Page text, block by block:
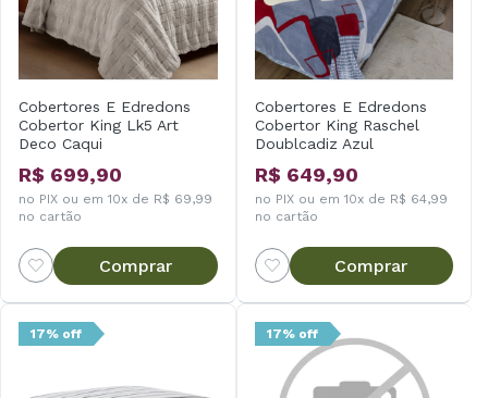
Cobertores E Edredons
Cobertor King Lk5 Art
Deco Caqui
R$ 699,90
no PIX ou em 10x de R$ 69,99
no cartão
Comprar
Cobertores E Edredons
Cobertor King Raschel
Doublcadiz Azul
R$ 649,90
no PIX ou em 10x de R$ 64,99
no cartão
Comprar
17% off 17% off